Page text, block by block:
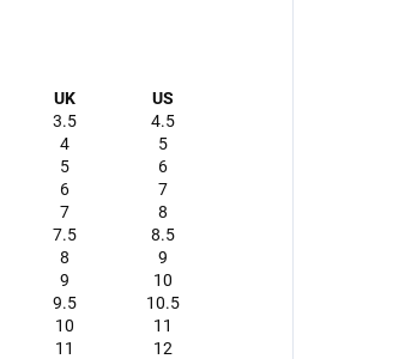
UK
US
3.5
4.5
4
5
5
6
6
7
7
8
7.5
8.5
8
9
9
10
9.5
10.5
10
11
11
12